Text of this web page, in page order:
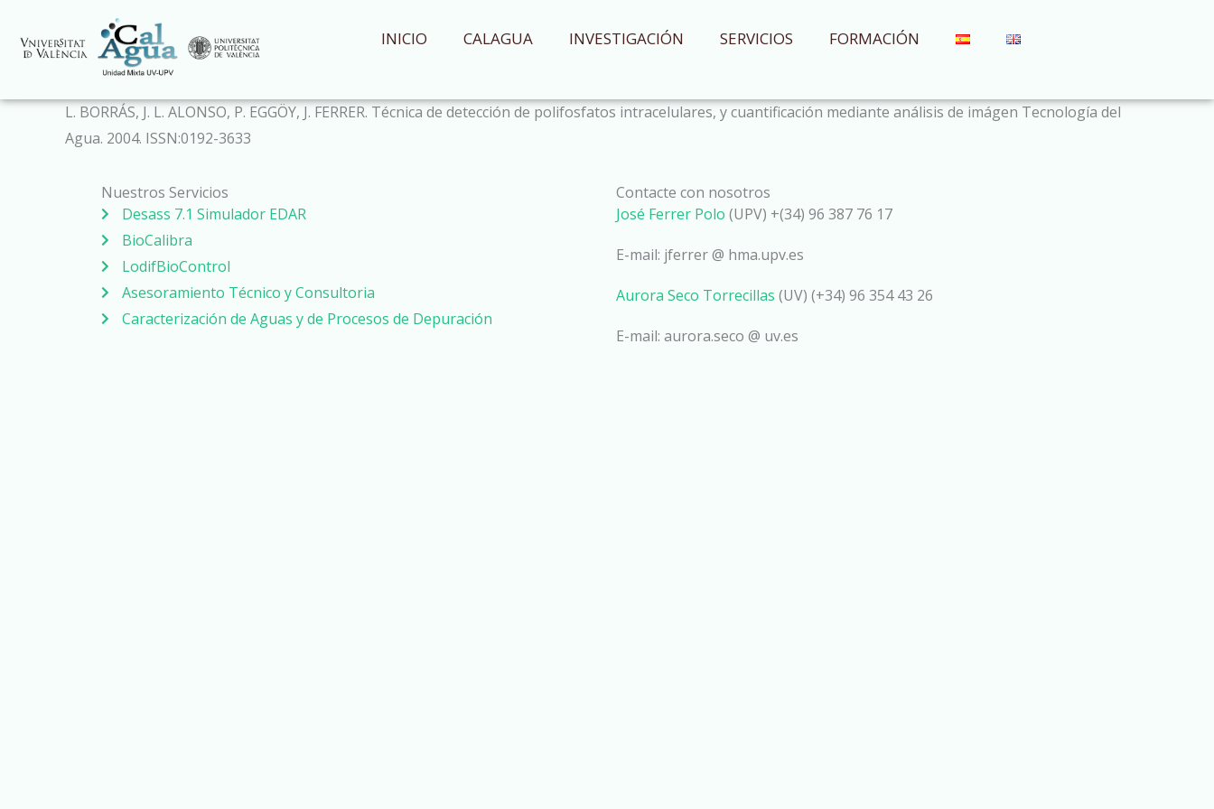
contenido
INICIO CALAGUA INVESTIGACIÓN SERVICIOS FORMACIÓN
L. BORRÁS, J. L. ALONSO, P. EGGÖY, J. FERRER. Técnica de detección de polifosfatos intracelulares, y cuantificación mediante análisis de imágen Tecnología del
Agua. 2004. ISSN:0192-3633
Nuestros Servicios
Desass 7.1 Simulador EDAR
BioCalibra
LodifBioControl
Asesoramiento Técnico y Consultoria
Caracterización de Aguas y de Procesos de Depuración
Contacte con nosotros
José Ferrer Polo (UPV) +(34) 96 387 76 17
E-mail: jferrer @ hma.upv.es
Aurora Seco Torrecillas (UV) (+34) 96 354 43 26
E-mail: aurora.seco @ uv.es